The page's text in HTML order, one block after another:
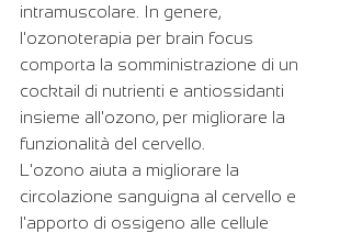
intramuscolare. In genere,
l'ozonoterapia per brain focus
comporta la somministrazione di un
cocktail di nutrienti e antiossidanti
insieme all'ozono, per migliorare la
funzionalità del cervello.
L'ozono aiuta a migliorare la
circolazione sanguigna al cervello e
l'apporto di ossigeno alle cellule